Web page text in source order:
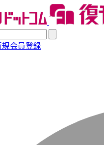
会員登録